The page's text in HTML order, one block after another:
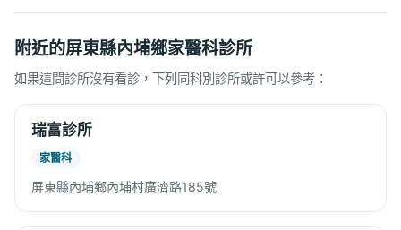
附近的屏東縣內埔鄉家醫科診所
如果這間診所沒有看診，下列同科別診所或許可以參考：
瑞富診所
家醫科
屏東縣內埔鄉內埔村廣濟路185號